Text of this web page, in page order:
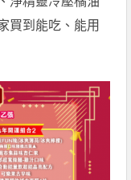
買到能吃、能用